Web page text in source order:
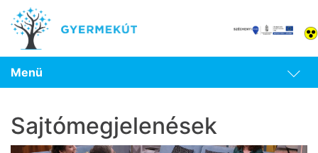
Menü
Sajtómegjelenések